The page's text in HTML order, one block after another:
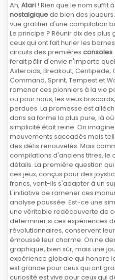
Ah, Atari ! Rien que le nom suffit
nostalgiquede bien des
vue gratifier d'une compilation
Le principe ? Réunir dix des
ceux qui ont fait hurler les
circuits des premières consoles
ferait pâlir d'envie n'importe
Asteroids, Breakout, Centipede,
Command, Sprint, Tempest et
ramener ces pionniers à la vie
ou pour nous, les vieux
perdues. La promesse est
dans sa forme la plus pure, là où
simplicité était reine. On
mouvements saccadés mais
des défis renouvelés. Mais
compilations d'anciens titres, le
détails. La première question
ces jeux, conçus pour des
francs, vont-ils s'adapter à un
L'initiative de ramener ces
analyse poussée. Est-ce une
une véritable redécouverte de
déterminer si ces expériences
révolutionnaires, conservent
émoussé leur charme. On ne
graphique, bien sûr, mais une
expérience globale qui honore
est grande pour ceux qui ont
curiosité est vive pour ceux qui